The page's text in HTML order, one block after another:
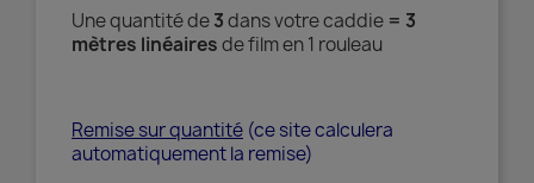
Une quantité de3dans votre caddie = 3
mètres linéairesde film en 1 rouleau
Remise sur quantité (ce site calculera
automatiquement la remise)